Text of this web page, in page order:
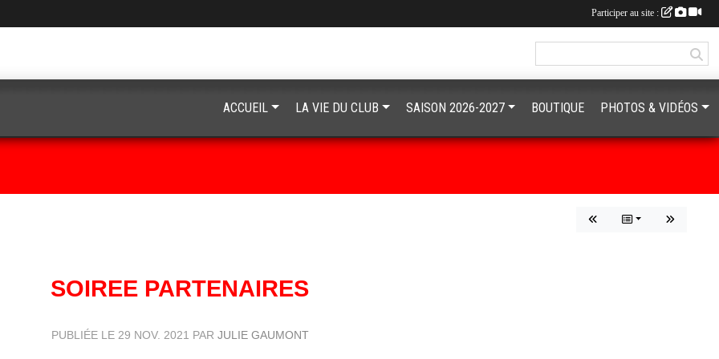
SOIREE PARTENAIRES
PUBLIÉE LE 29 NOV. 2021 PAR JULIE GAUMONT
ACCUEIL LA VIE DU CLUB SAISON 2026-2027 BOUTIQUE PHOTOS & VIDÉOS
Participer au site :